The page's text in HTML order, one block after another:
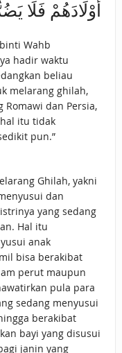
أَوْلَادَهُمْ فَلَا
Wahb
hadir waktu
beliau
melarang ghilah,
dan Persia,
itu tidak
pun.”
dan
yang sedang
Hal itu
anak
bisa berakibat
perut maupun
pula para
sedang menyusui
berakibat
bayi yang disusui
janin yang